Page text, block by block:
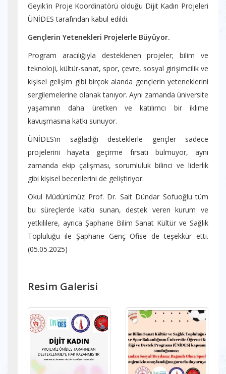
Geyik'in Proje Koordinatörü olduğu Dijit Kadın Projeleri
ÜNİDES tarafından kabul edildi.
Gençlerin Yetenekleri Projelerle Büyüyor.
Program aracılığıyla desteklenen projeler; bilim ve
teknoloji, kültür-sanat, spor, çevre, sosyal girişimcilik ve
kişisel gelişim gibi birçok alanda gençlerin yeteneklerini
sergilemelerine olanak tanıyor. Aynı zamanda üniversite
yaşamının daha üretken ve katılımcı bir iklime
kavuşmasına katkı sunuyor.
ÜNİDES’in sağladığı desteklerle gençler sadece
projelerini hayata geçirme fırsatı bulmuyor, aynı
zamanda ekip çalışması, sorumluluk bilinci ve liderlik
gibi kişisel becerilerini de geliştiriyor.
Okul Müdürümüz Prof. Dr. Sait Dündar Sofuoğlu tüm
bu süreçlerde katkı sunan, destek veren kurum ve
yetkililere, ayrıca Şaphane Bilim Sanat Kültür ve Sağlık
Topluluğu ile Şaphane Genç Ofise de teşekkür etti.
(05.05.2025)
Resim Galerisi